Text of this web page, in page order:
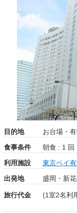
目的地
お台場・
食事条件
朝食 : 1 回
利用施設
東京ベイ
出発地
盛岡・新
旅行代金 (1室2名利